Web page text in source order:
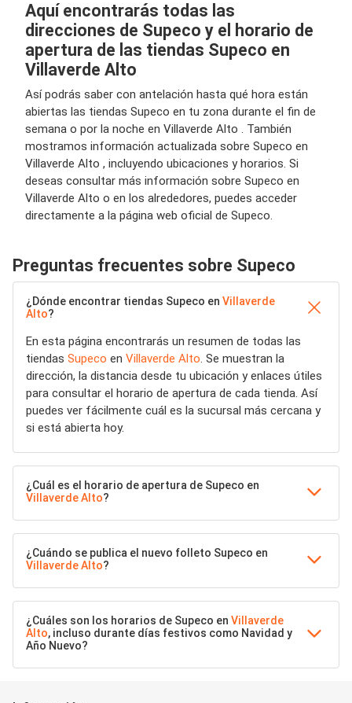
Aquí encontrarás todas las
direcciones de Supeco y el horario de
apertura de las tiendas Supeco en
Villaverde Alto
Así podrás saber con antelación hasta qué hora están
abiertas las tiendas Supeco en tu zona durante el fin de
semana o por la noche en Villaverde Alto . También
mostramos información actualizada sobre Supeco en
Villaverde Alto , incluyendo ubicaciones y horarios. Si
deseas consultar más información sobre Supeco en
Villaverde Alto o en los alrededores, puedes acceder
directamente a la página web oficial de Supeco.
Preguntas frecuentes sobre Supeco
¿Dónde encontrar tiendas Supeco en Villaverde
Alto?
En esta página encontrarás un resumen de todas las
tiendas Supeco en Villaverde Alto. Se muestran la
dirección, la distancia desde tu ubicación y enlaces útiles
para consultar el horario de apertura de cada tienda. Así
puedes ver fácilmente cuál es la sucursal más cercana y
si está abierta hoy.
¿Cuál es el horario de apertura de Supeco en
Villaverde Alto?
¿Cuándo se publica el nuevo folleto Supeco en
Villaverde Alto?
¿Cuáles son los horarios de Supeco en Villaverde
Alto, incluso durante días festivos como Navidad y
Año Nuevo?